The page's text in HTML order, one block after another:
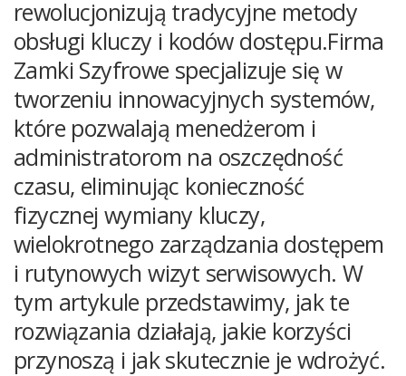
rewolucjonizują tradycyjne metody
obsługi kluczy i kodów dostępu.Firma
Zamki Szyfrowe specjalizuje się w
tworzeniu innowacyjnych systemów,
które pozwalają menedżerom i
administratorom na oszczędność
czasu, eliminując konieczność
fizycznej wymiany kluczy,
wielokrotnego zarządzania dostępem
i rutynowych wizyt serwisowych. W
tym artykule przedstawimy, jak te
rozwiązania działają, jakie korzyści
przynoszą i jak skutecznie je wdrożyć.